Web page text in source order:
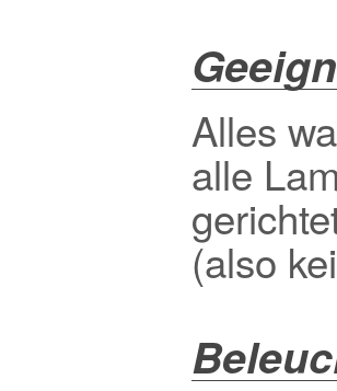
Alles
alle
(also